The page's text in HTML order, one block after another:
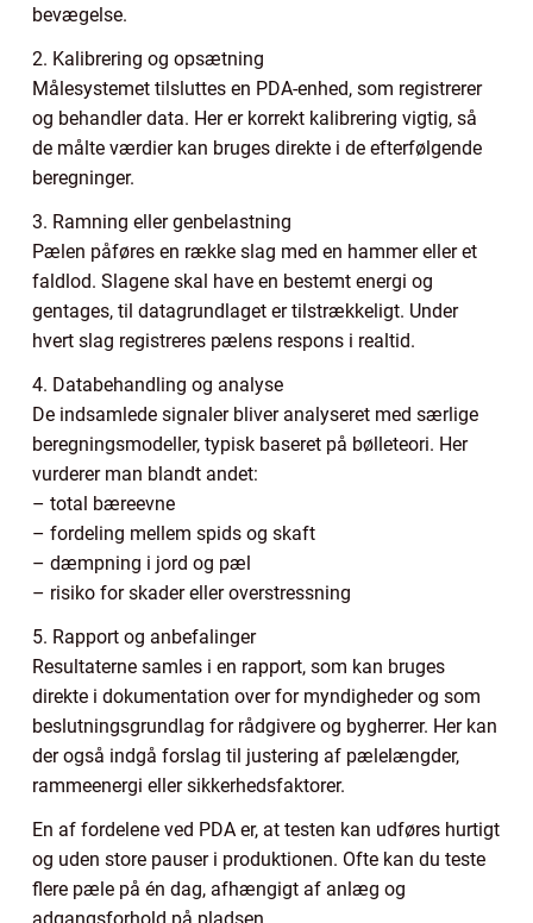
bevægelse.
2. Kalibrering og opsætning
Målesystemet tilsluttes en PDA-enhed, som registrerer
og behandler data. Her er korrekt kalibrering vigtig, så
de målte værdier kan bruges direkte i de efterfølgende
beregninger.
3. Ramning eller genbelastning
Pælen påføres en række slag med en hammer eller et
faldlod. Slagene skal have en bestemt energi og
gentages, til datagrundlaget er tilstrækkeligt. Under
hvert slag registreres pælens respons i realtid.
4. Databehandling og analyse
De indsamlede signaler bliver analyseret med særlige
beregningsmodeller, typisk baseret på bølleteori. Her
vurderer man blandt andet:
– total bæreevne
– fordeling mellem spids og skaft
– dæmpning i jord og pæl
– risiko for skader eller overstressning
5. Rapport og anbefalinger
Resultaterne samles i en rapport, som kan bruges
direkte i dokumentation over for myndigheder og som
beslutningsgrundlag for rådgivere og bygherrer. Her kan
der også indgå forslag til justering af pælelængder,
rammeenergi eller sikkerhedsfaktorer.
En af fordelene ved PDA er, at testen kan udføres hurtigt
og uden store pauser i produktionen. Ofte kan du teste
flere pæle på én dag, afhængigt af anlæg og